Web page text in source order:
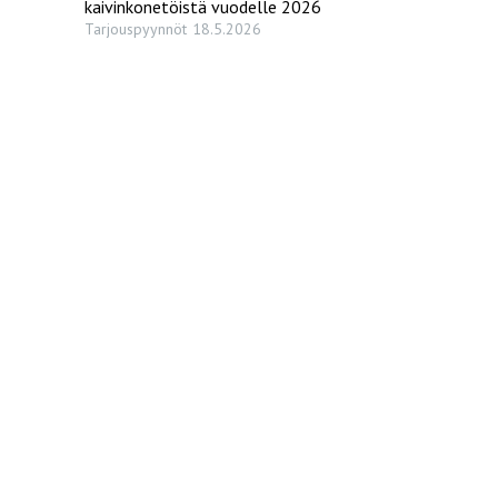
kaivinkonetöistä vuodelle 2026
Tarjouspyynnöt 18.5.2026